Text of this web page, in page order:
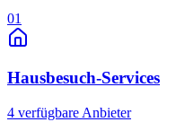
01
Hausbesuch-Services
4 verfügbare Anbieter